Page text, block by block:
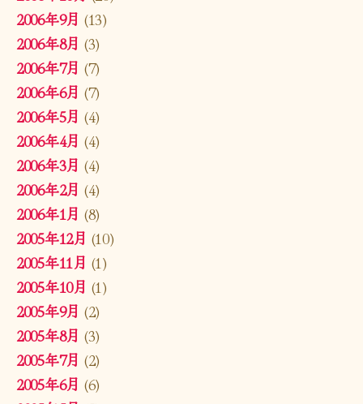
2006年9月 (13)
2006年8月 (3)
2006年7月 (7)
2006年6月 (7)
2006年5月 (4)
2006年4月 (4)
2006年3月 (4)
2006年2月 (4)
2006年1月 (8)
2005年12月 (10)
2005年11月 (1)
2005年10月 (1)
2005年9月 (2)
2005年8月 (3)
2005年7月 (2)
2005年6月 (6)